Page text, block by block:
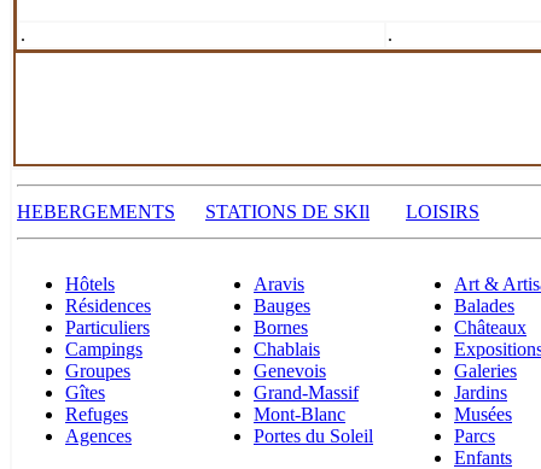
. .
HEBERGEMENTS STATIONS DE SKIl LOISIRS
Hôtels
Résidences
Particuliers
Campings
Groupes
Gîtes
Refuges
Agences
Aravis
Bauges
Bornes
Chablais
Genevois
Grand-Massif
Mont-Blanc
Portes du Soleil
Art &
Balades
Châteaux
Galeries
Jardins
Musées
Parcs
Enfants